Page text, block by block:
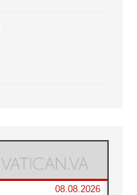
08.08.2026